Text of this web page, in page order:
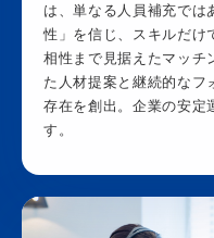
は、単なる人員補充では
性」を信じ、スキルだけ
相性まで見据えたマッチ
た人材提案と継続的なフ
存在を創出。企業の安定
す。